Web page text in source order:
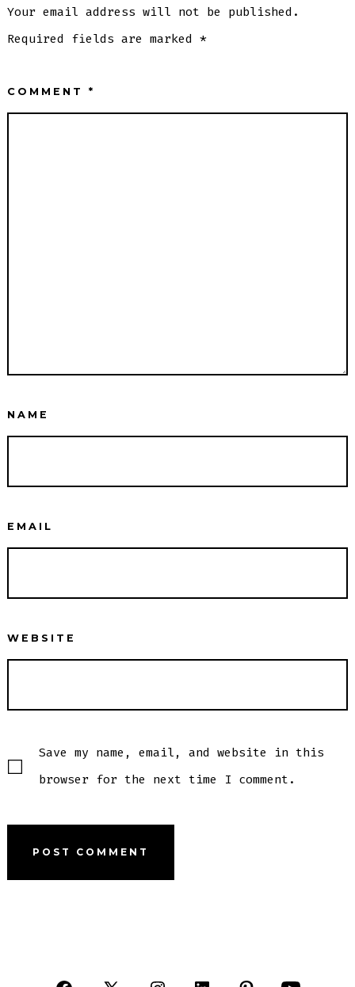
Your email address will not be published.
Required fields are marked*
COMMENT*
NAME
EMAIL
WEBSITE
Save my name, email, and website in this
browser for the next time I comment.